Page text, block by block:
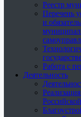
Реестр
Перечень
и
Работа с
Деятельность